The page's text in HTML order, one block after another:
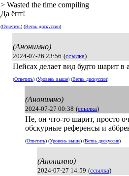
> Wasted the time compiling
Да ёпт!
(Ответить) (Ветвь дискуссии)
(Анонимно)
2024-07-26 23:56 (ссылка)
Пейсах делает вид будто шарит в
(Ответить) (Уровень выше) (Ветвь дискуссии)
(Анонимно)
2024-07-27 00:38 (ссылка)
Не, он что-то шарит, просто
обскурные референсы и
(Ответить) (Уровень выше) (Ветвь дискуссии)
(Анонимно)
2024-07-27 14:59 (ссылка)